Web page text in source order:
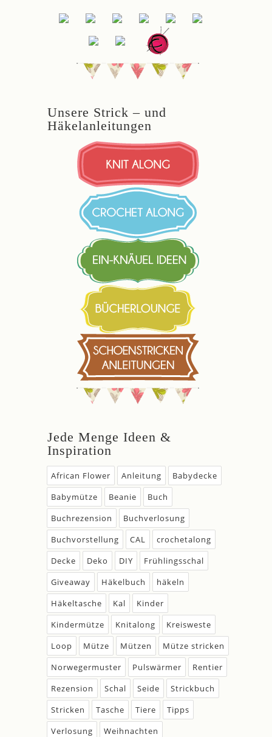
Unsere Strick – und
Häkelanleitungen
Jede Menge Ideen &
Inspiration
African Flower Anleitung
Babydecke
Babymütze
Beanie
Buch
Buchrezension
Buchverlosung
Buchvorstellung
CAL
crochetalong
Decke
Deko DIY
Frühlingsschal
Giveaway
Häkelbuch
häkeln
Häkeltasche
Kal
Kinder
Kindermütze
Knitalong
Kreisweste
Loop
Mütze Mützen
Mütze stricken
Norwegermuster
Pulswärmer
Rentier
Rezension
Schal Seide
Strickbuch
Stricken
Tasche Tiere
Tipps
Verlosung
Weihnachten